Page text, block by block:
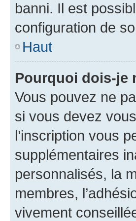
banni. Il est
configuration de
Haut
Pourquoi dois-je
Vous pouvez ne
si vous devez
l’inscription vous
supplémentaires
personnalisés, la
membres,
vivement